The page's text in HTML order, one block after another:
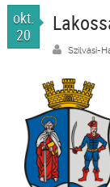
okt.
20
Szilvási-